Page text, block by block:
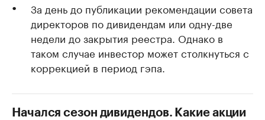
За день до публикации рекомендации совета
директоров по дивидендам или одну-две
недели до закрытия реестра. Однако в
таком случае инвестор может столкнуться с
коррекцией в период гэпа.
Начался сезон дивидендов. Какие акции